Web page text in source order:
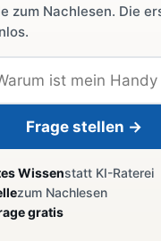
zum Nachlesen. Die
Frage stellen →
Wissenstatt KI-Raterei
zum Nachlesen
gratis